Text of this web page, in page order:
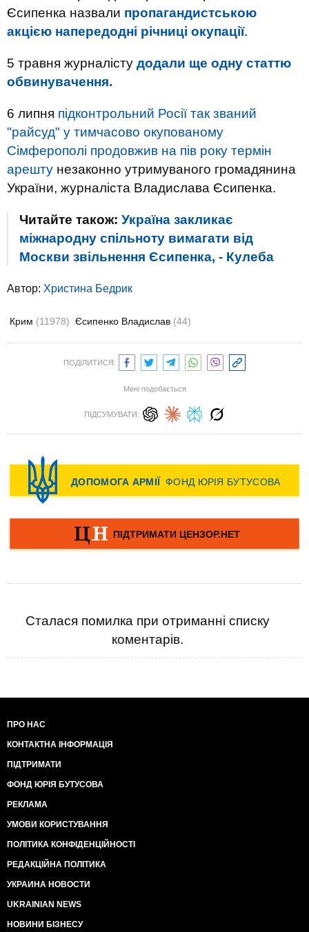
Єсипенка назвали пропагандистською
акцією напередодні річниці окупації.
5 травня журналісту додали ще одну статтю
обвинувачення.
6 липня підконтрольний Росії так званий
"райсуд" у тимчасово окупованому
Сімферополі продовжив на пів року термін
арешту незаконно утримуваного громадянина
України, журналіста Владислава Єсипенка.
Читайте також: Україна закликає
міжнародну спільноту вимагати від
Москви звільнення Єсипенка, - Кулеба
Автор: Христина Бедрик
Крим (11978) Єсипенко Владислав (44)
ПОДІЛИТИСЯ:
Мені подобається
ПІДСУМУВАТИ:
Сталася помилка при отриманні списку
коментарів.
ПРО НАС
КОНТАКТНА ІНФОРМАЦІЯ
ПІДТРИМАТИ
ФОНД ЮРІЯ БУТУСОВА
РЕКЛАМА
УМОВИ КОРИСТУВАННЯ
ПОЛІТИКА КОНФІДЕНЦІЙНОСТІ
РЕДАКЦІЙНА ПОЛІТИКА
УКРАИНА НОВОСТИ
UKRAINIAN NEWS
НОВИНИ БІЗНЕСУ